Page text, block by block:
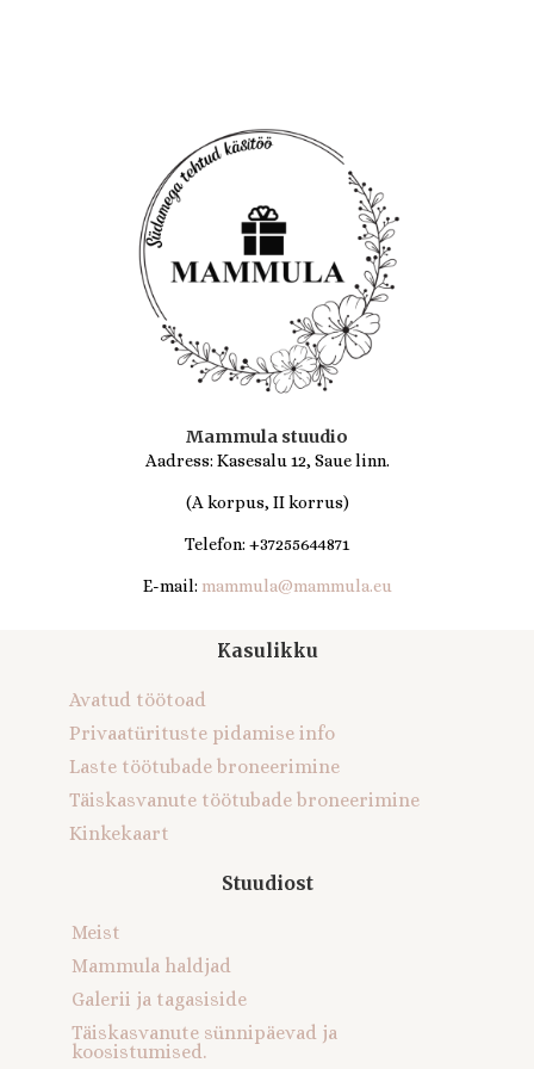
Mammula stuudio
Aadress: Kasesalu 12, Saue linn.
(A korpus, II korrus)
Telefon: +37255644871
E-mail: mammula@mammula.eu
Kasulikku
Avatud töötoad
Privaatürituste pidamise info
Laste töötubade broneerimine
Täiskasvanute töötubade broneerimine
Kinkekaart
Stuudiost
Meist
Mammula haldjad
Galerii ja tagasiside
Täiskasvanute sünnipäevad ja
koosistumised.